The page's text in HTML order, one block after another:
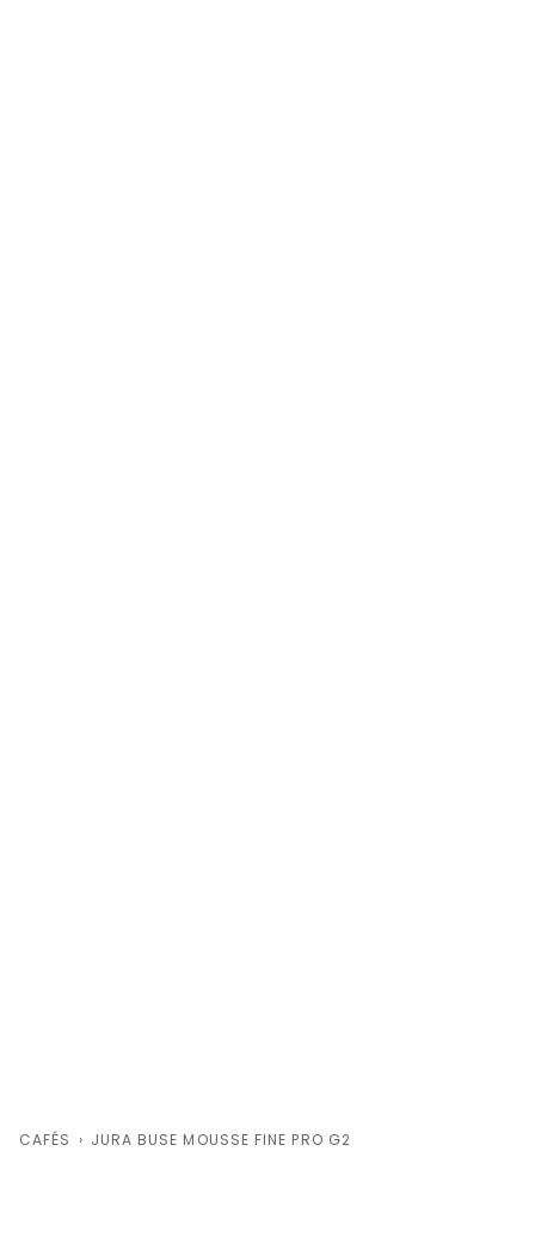
CAFÉS › JURA BUSE MOUSSE FINE PRO G2